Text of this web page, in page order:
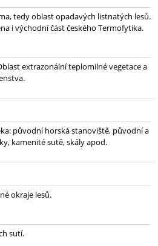
tedy oblast opadavých listnatých lesů.
i východní část českého Termofytika.
extrazonální teplomilné vegetace a
původní horská stanoviště, původní a
kamenité sutě, skály apod.
okraje lesů.
sutí.